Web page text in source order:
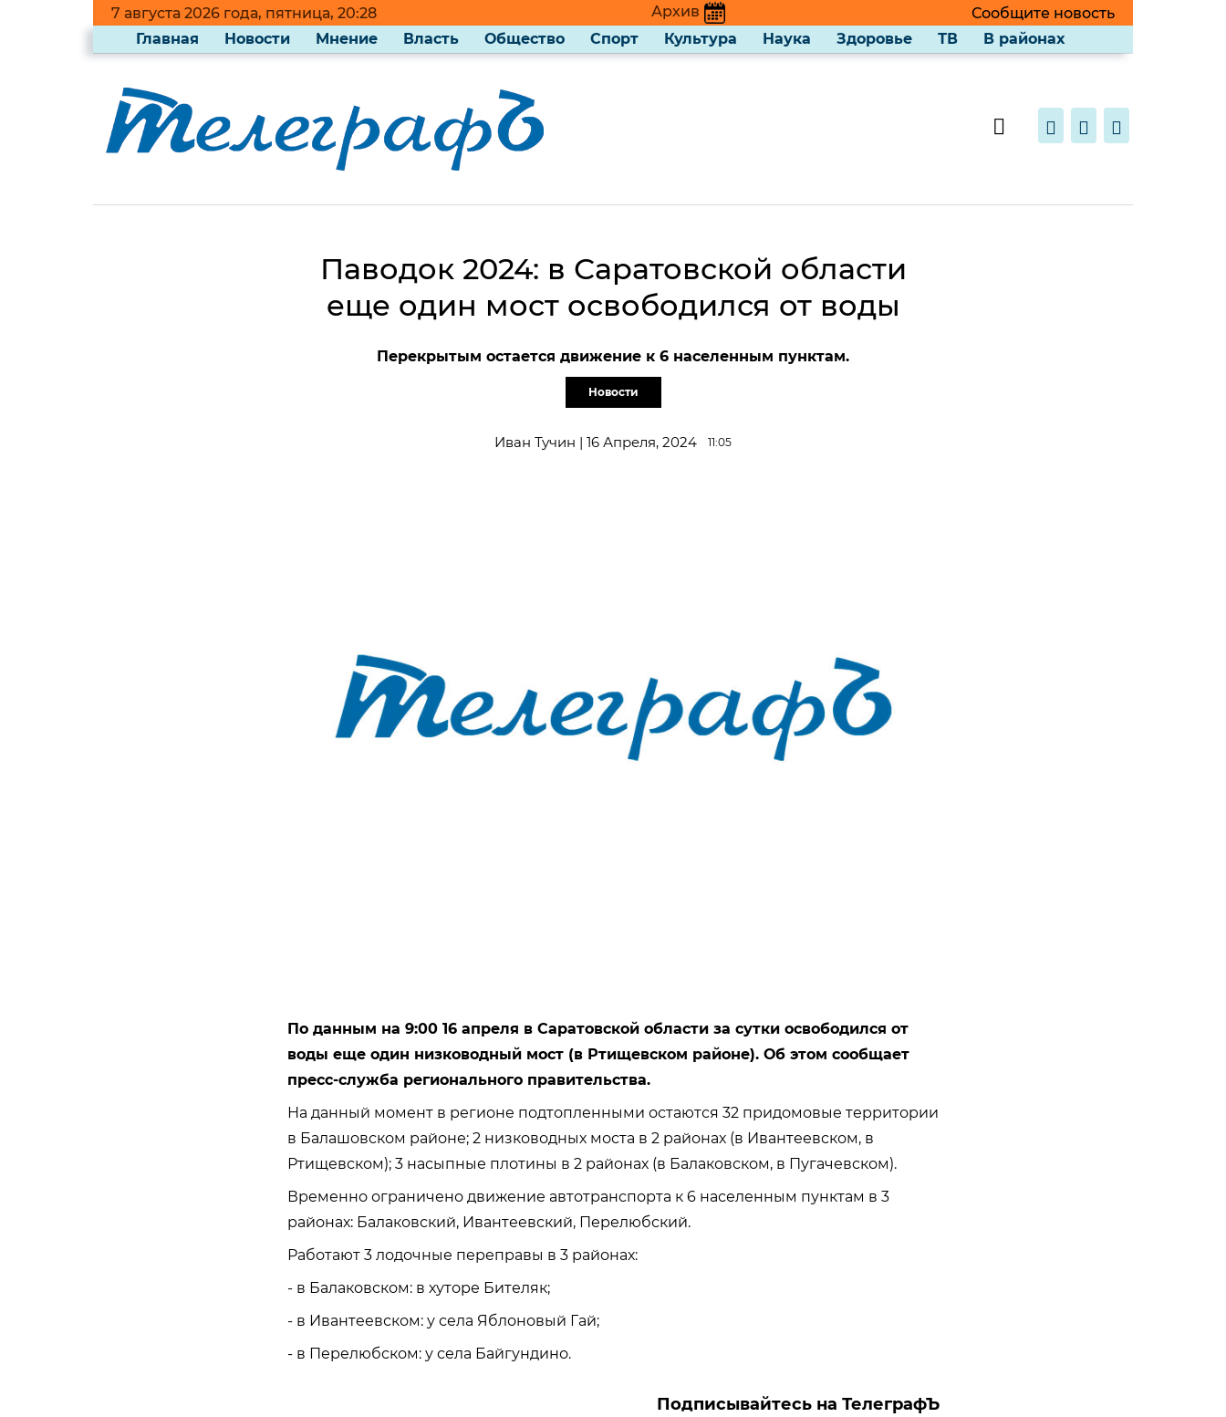
7 августа 2026 года, пятница, 20:28 Архив
Сообщите новость
Главная
Новости Мнение Власть Общество Спорт Культура Наука Здоровье ТВ В районах
Паводок 2024: в Саратовской области
еще один мост освободился от воды
Перекрытым остается движение к 6 населенным пунктам.
Новости
Иван Тучин | 16 Апреля, 2024 11:05
По данным на 9:00 16 апреля в Саратовской области за сутки освободился от
воды еще один низководный мост (в Ртищевском районе). Об этом сообщает
пресс-служба регионального правительства.
На данный момент в регионе подтопленными остаются 32 придомовые территории
в Балашовском районе; 2 низководных моста в 2 районах (в Ивантеевском, в
Ртищевском); 3 насыпные плотины в 2 районах (в Балаковском, в Пугачевском).
Временно ограничено движение автотранспорта к 6 населенным пунктам в 3
районах: Балаковский, Ивантеевский, Перелюбский.
Работают 3 лодочные переправы в 3 районах:
- в Балаковском: в хуторе Бителяк;
- в Ивантеевском: у села Яблоновый Гай;
- в Перелюбском: у села Байгундино.
Подписывайтесь на ТелеграфЪ